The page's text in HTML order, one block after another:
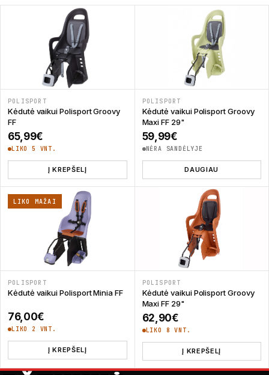
POLISPORT
Kėdutė vaikui Polisport Groovy
FF
65,99€
LIKO 5 VNT.
Į KREPŠELĮ
POLISPORT
Kėdutė vaikui Polisport Groovy
Maxi FF 29"
59,99€
NĖRA SANDĖLYJE
DAUGIAU
LIKO MAŽAI
POLISPORT
Kėdutė vaikui Polisport Minia FF
76,00€
LIKO 2 VNT.
Į KREPŠELĮ
POLISPORT
Kėdutė vaikui Polisport Groovy
Maxi FF 29"
62,90€
LIKO 8 VNT.
Į KREPŠELĮ